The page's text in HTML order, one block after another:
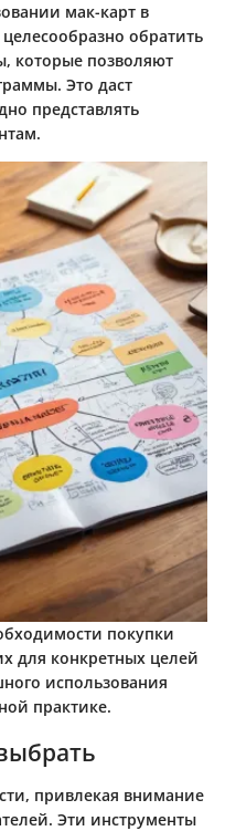
мак-карт в
обратить
которые позволяют
Это даст
представлять
покупки
для конкретных целей
использования
практике.
привлекая внимание
Эти инструменты